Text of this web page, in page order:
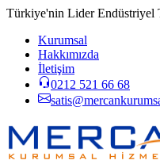
Türkiye'nin Lider Endüstriyel
Kurumsal
Hakkımızda
İletişim
0212 521 66 68